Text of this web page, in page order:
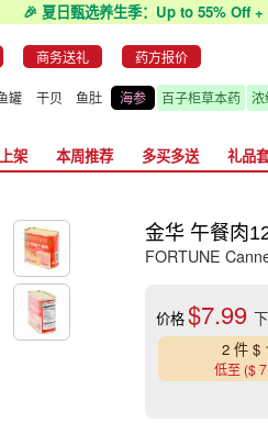
🎉 夏日甄选养生季：Up to 55% Off
商务送礼 药方报价
罐 干贝 鱼肚 海参 百子柜草本药
浓
架 本周推荐 多买多送 礼品
金华 午餐肉
FORTUNE
价格$7.99
2 件 $
低至 ($